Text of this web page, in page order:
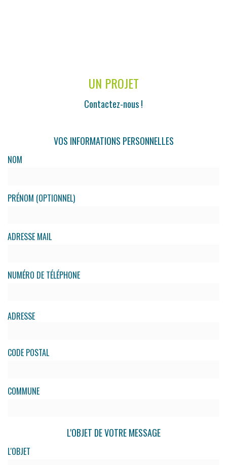
UN PROJET
Contactez-nous !
VOS INFORMATIONS PERSONNELLES
NOM
PRÉNOM (OPTIONNEL)
ADRESSE MAIL
NUMÉRO DE TÉLÉPHONE
ADRESSE
CODE POSTAL
COMMUNE
L'OBJET DE VOTRE MESSAGE
L'OBJET